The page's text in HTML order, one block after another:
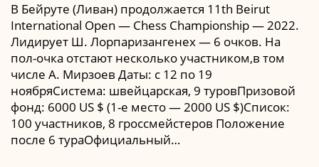
В Бейруте (Ливан) продолжается 11th Beirut
International Open — Chess Championship — 2022.
Лидирует Ш. Лорпаризангенех — 6 очков. На
пол-очка отстают несколько участником,в том
числе А. Мирзоев Даты: с 12 по 19
ноябряСистема: швейцарская, 9 туровПризовой
фонд: 6000 US $ (1-е место — 2000 US $)Список:
100 участников, 8 гроссмейстеров Положение
после 6 тураОфициальный…